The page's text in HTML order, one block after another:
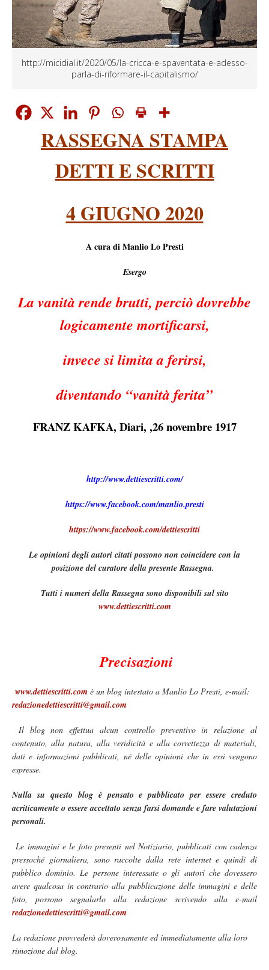
http://micidial.it/2020/05/la-cricca-e-spaventata-e-adesso-
parla-di-riformare-il-capitalismo/
RASSEGNA STAMPA
DETTI E SCRITTI
4 GIUGNO 2020
A cura di Manlio Lo Presti
Esergo
La vanità rende brutti, perciò dovrebbe
logicamente mortificarsi,
invece si limita a ferirsi,
diventando “vanità ferita”
FRANZ KAFKA, Diari, ,26 novembre 1917
http://www.dettiescritti.com/
https://www.facebook.com/manlio.presti
https://www.facebook.com/dettiescritti
Le opinioni degli autori citati possono non coincidere con la
posizione del curatore della presente Rassegna.
Tutti i numeri della Rassegna sono disponibili sul sito
www.dettiescritti.com
Precisazioni
www.dettiescritti.com è un blog intestato a Manlio Lo Presti, e-mail:
redazionedettiescritti@gmail.com
Il blog non effettua alcun controllo preventivo in relazione al
contenuto, alla natura, alla veridicità e alla correttezza di materiali,
dati e informazioni pubblicati, né delle opinioni che in essi vengono
espresse.
Nulla su questo blog è pensato e pubblicato per essere creduto
acriticamente o essere accettato senza farsi domande e fare valutazioni
personali.
Le immagini e le foto presenti nel Notiziario, pubblicati con cadenza
pressoché giornaliera, sono raccolte dalla rete internet e quindi di
pubblico dominio. Le persone interessate o gli autori che dovessero
avere qualcosa in contrario alla pubblicazione delle immagini e delle
foto, possono segnalarlo alla redazione scrivendo alla e-mail
redazionedettiescritti@gmail.com
La redazione provvederà doverosamente ed immediatamente alla loro
rimozione dal blog.